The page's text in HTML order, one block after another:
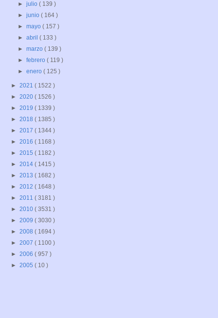
►julio( 139 )
►junio( 164 )
►mayo( 157 )
►abril( 133 )
►marzo( 139 )
►febrero( 119 )
►enero( 125 )
► 2021 ( 1522 )
► 2020 ( 1526 )
► 2019 ( 1339 )
► 2018 ( 1385 )
► 2017 ( 1344 )
► 2016 ( 1168 )
► 2015 ( 1182 )
► 2014 ( 1415 )
► 2013 ( 1682 )
► 2012 ( 1648 )
► 2011 ( 3181 )
► 2010 ( 3531 )
► 2009 ( 3030 )
► 2008 ( 1694 )
► 2007 ( 1100 )
► 2006 ( 957 )
► 2005 ( 10 )